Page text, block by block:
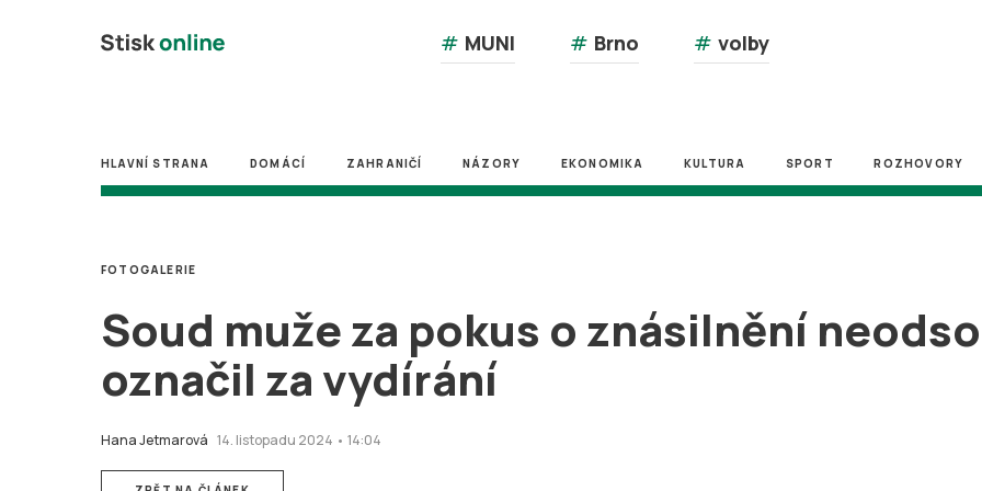
# MUNI # Brno # volby
HLAVNÍ STRANA DOMÁCÍ ZAHRANIČÍ NÁZORY EKONOMIKA KULTURA SPORT ROZHOVORY
Soud muže za pokus o znásilnění
označil za vydírání
Hana Jetmarová 14. listopadu 2024 • 14:04
FOTOGALERIE